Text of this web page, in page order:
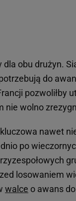
obu drużyn.
do
pozwoliłby
nie wolno
nawet
po
losowaniem
walce o awans